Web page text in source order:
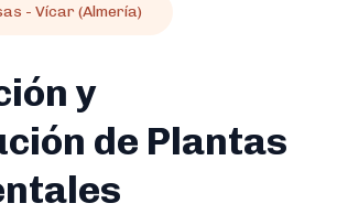
- Vícar (Almería)
y
de Plantas